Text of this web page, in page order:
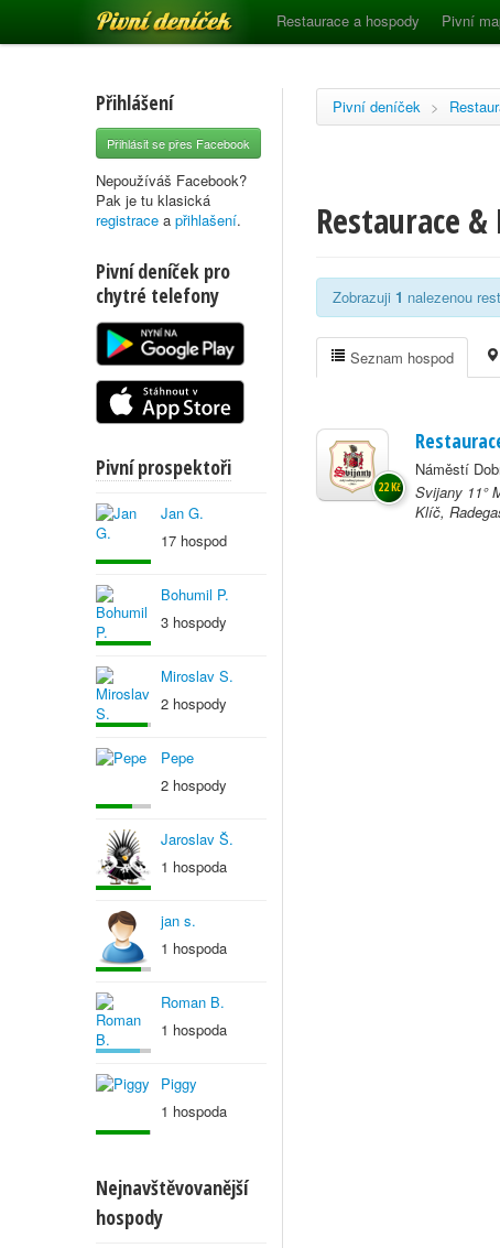
Pivní deníček Restaurace a hospody Pivní
Přihlášení
Přihlásit se přes Facebook
Nepoužíváš Facebook?
Pak je tu klasická
registrace a přihlašení.
Pivní deníček pro
chytré telefony
Pivní prospektoři
Jan G.
17 hospod
Bohumil P.
3 hospody
Miroslav S.
2 hospody
Pepe
2 hospody
Jaroslav Š.
1 hospoda
jan s.
1 hospoda
Roman B.
1 hospoda
Piggy
1 hospoda
Nejnavštěvovanější
hospody
Pivní deníček >
Restaurace
Zobrazuji 1 nalezenou
Seznam hospod
Náměstí
Svijany 11°
Klíč,
22 Kč